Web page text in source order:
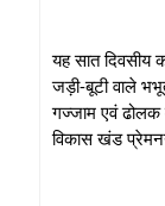
यह सात दिवसीय
जड़ी-बूटी वाले
गज्जाम एवं ढोलक
विकास खंड